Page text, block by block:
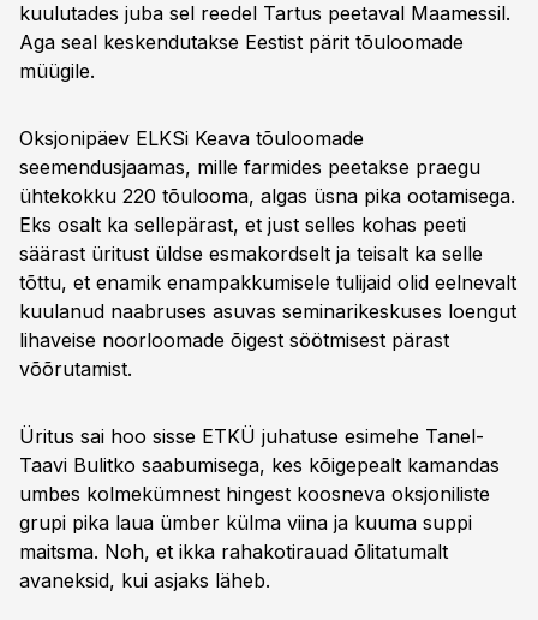
kuulutades juba sel reedel Tartus peetaval Maamessil.
Aga seal keskendutakse Eestist pärit tõuloomade
müügile.
Oksjonipäev ELKSi Keava tõuloomade
seemendusjaamas, mille farmides peetakse praegu
ühtekokku 220 tõulooma, algas üsna pika ootamisega.
Eks osalt ka sellepärast, et just selles kohas peeti
säärast üritust üldse esmakordselt ja teisalt ka selle
tõttu, et enamik enampakkumisele tulijaid olid eelnevalt
kuulanud naabruses asuvas seminarikeskuses loengut
lihaveise noorloomade õigest söötmisest pärast
võõrutamist.
Üritus sai hoo sisse ETKÜ juhatuse esimehe Tanel-
Taavi Bulitko saabumisega, kes kõigepealt kamandas
umbes kolmekümnest hingest koosneva oksjoniliste
grupi pika laua ümber külma viina ja kuuma suppi
maitsma. Noh, et ikka rahakotirauad õlitatumalt
avaneksid, kui asjaks läheb.